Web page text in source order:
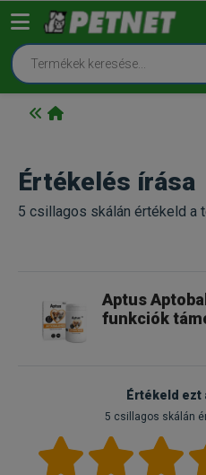
Értékelés írása
5 csillagos skálán értékeld a
Aptus
funkciók
Értékeld ezt
5 csillagos skálán